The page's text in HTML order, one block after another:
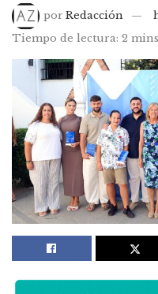
por Redacción
Tiempo de lectura: 2 mins